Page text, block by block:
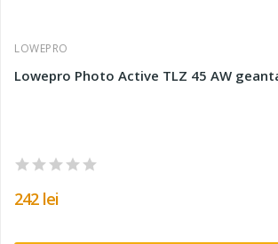
LOWEPRO
Lowepro Photo Active TLZ 45 AW
242 lei